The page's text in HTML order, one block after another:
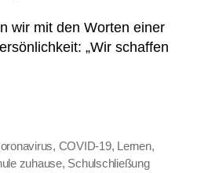
wir mit den Worten einer
„Wir schaffen
, COVID-19, Lernen,
zuhause, Schulschließung